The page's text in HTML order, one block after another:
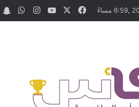
فيسبوك ‫YouTubeانستقرام